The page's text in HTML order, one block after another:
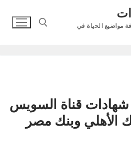
مواضيع الحياة في
قناة السويس
الأهلي وبنك مصر